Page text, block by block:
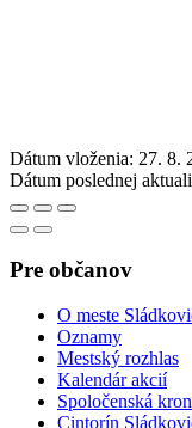
Dátum vloženia: 27. 8.
Dátum poslednej
Pre občanov
O meste
Oznamy
Mestský rozhlas
Kalendár akcií
Spoločenská
Cintorín